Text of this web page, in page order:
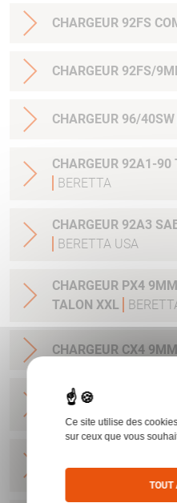
CHARGEUR 92FS
CHARGEUR 92FS/
CHARGEUR 96/40SW
CHARGEUR 92A1-90
BERETTA
CHARGEUR 92A3
BERETTA USA
CHARGEUR PX4
TALON XXL
CHARGEUR CX4
CHARGEUR NANO
BERETTA USA
Ce site utilise des
sur ceux que vous
TOUT